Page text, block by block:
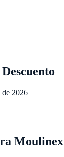
de 2026
Moulinex